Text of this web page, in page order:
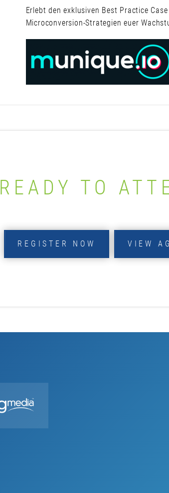
Erlebt den exklusiven Best Practice
Microconversion-Strategien euer
READY TO
REGISTER NOW VIEW